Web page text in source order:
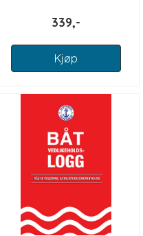
339,-
Kjøp